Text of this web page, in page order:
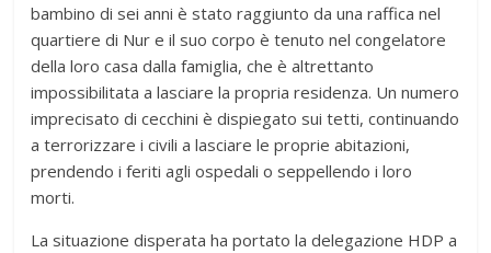
bambino di sei anni è stato raggiunto da una raffica nel
quartiere di Nur e il suo corpo è tenuto nel congelatore
della loro casa dalla famiglia, che è altrettanto
impossibilitata a lasciare la propria residenza. Un numero
imprecisato di cecchini è dispiegato sui tetti, continuando
a terrorizzare i civili a lasciare le proprie abitazioni,
prendendo i feriti agli ospedali o seppellendo i loro
morti.
La situazione disperata ha portato la delegazione HDP a